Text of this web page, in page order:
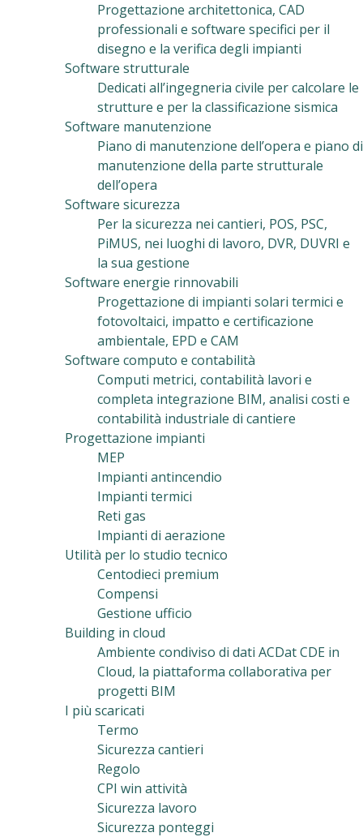
Progettazione architettonica, CAD
professionali e software specifici per il
disegno e la verifica degli impianti
Software strutturale
Dedicati all’ingegneria civile per calcolare le
strutture e per la classificazione sismica
Software manutenzione
Piano di manutenzione dell’opera e piano di
manutenzione della parte strutturale
dell’opera
Software sicurezza
Per la sicurezza nei cantieri, POS, PSC,
PiMUS, nei luoghi di lavoro, DVR, DUVRI e
la sua gestione
Software energie rinnovabili
Progettazione di impianti solari termici e
fotovoltaici, impatto e certificazione
ambientale, EPD e CAM
Software computo e contabilità
Computi metrici, contabilità lavori e
completa integrazione BIM, analisi costi e
contabilità industriale di cantiere
Progettazione impianti
MEP
Impianti antincendio
Impianti termici
Reti gas
Impianti di aerazione
Utilità per lo studio tecnico
Centodieci premium
Compensi
Gestione ufficio
Building in cloud
Ambiente condiviso di dati ACDat CDE in
Cloud, la piattaforma collaborativa per
progetti BIM
I più scaricati
Termo
Sicurezza cantieri
Regolo
CPI win attività
Sicurezza lavoro
Sicurezza ponteggi